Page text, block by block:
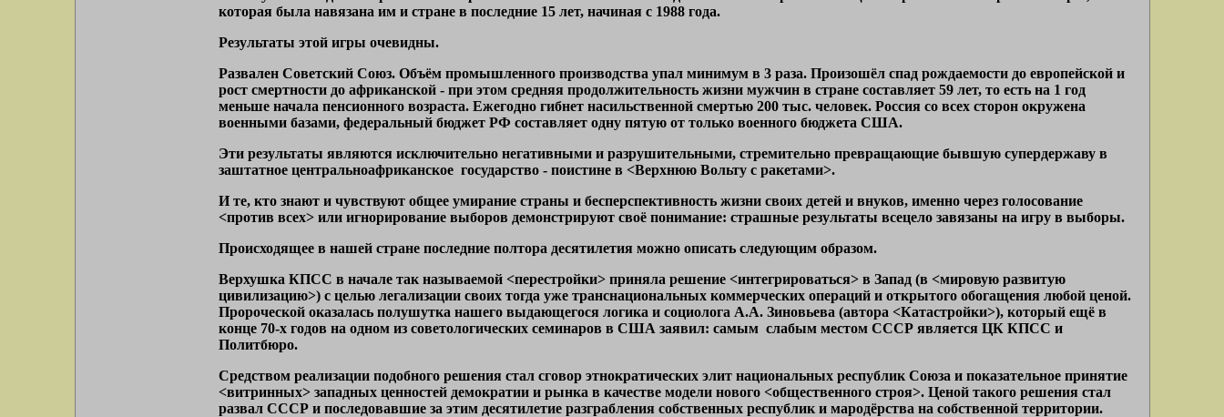
которая была навязана им и стране в последние 15 лет, начиная с 1988 года.
Результаты этой игры очевидны.
Развален Советский Союз. Объём промышленного производства упал минимум в 3 раза. Произошёл спад рождаемости до европейской и
рост смертности до африканской - при этом средняя продолжительность жизни мужчин в стране составляет 59 лет, то есть на 1 год
меньше начала пенсионного возраста. Ежегодно гибнет насильственной смертью 200 тыс. человек. Россия со всех сторон окружена
военными базами, федеральный бюджет РФ составляет одну пятую от только военного бюджета США.
Эти результаты являются исключительно негативными и разрушительными, стремительно превращающие бывшую супердержаву в
заштатное центральноафриканское государство - поистине в <Верхнюю Вольту с ракетами>.
И те, кто знают и чувствуют общее умирание страны и бесперспективность жизни своих детей и внуков, именно через голосование
<против всех> или игнорирование выборов демонстрируют своё понимание: страшные результаты всецело завязаны на игру в выборы.
Происходящее в нашей стране последние полтора десятилетия можно описать следующим образом.
Верхушка КПСС в начале так называемой <перестройки> приняла решение <интегрироваться> в Запад (в <мировую развитую
цивилизацию>) с целью легализации своих тогда уже транснациональных коммерческих операций и открытого обогащения любой ценой.
Пророческой оказалась полушутка нашего выдающегося логика и социолога А.А. Зиновьева (автора <Катастройки>), который ещё в
конце 70-х годов на одном из советологических семинаров в США заявил: самым слабым местом СССР является ЦК КПСС и
Политбюро.
Средством реализации подобного решения стал сговор этнократических элит национальных республик Союза и показательное принятие
<витринных> западных ценностей демократии и рынка в качестве модели нового <общественного строя>. Ценой такого решения стал
развал СССР и последовавшие за этим десятилетие разграбления собственных республик и мародёрства на собственной территории.